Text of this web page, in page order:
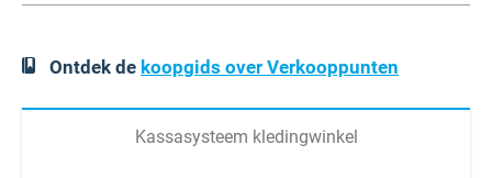
Ontdek de koopgids over Verkooppunten
Kassasysteem kledingwinkel